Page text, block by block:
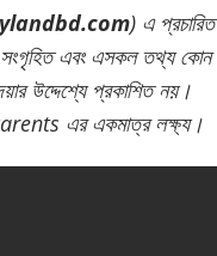
) এ প্রচারিত
সংগৃহিত এবং এসকল তথ্য কোন
উদ্দেশ্যে প্রকাশিত নয়।
এর একমাত্র লক্ষ্য।